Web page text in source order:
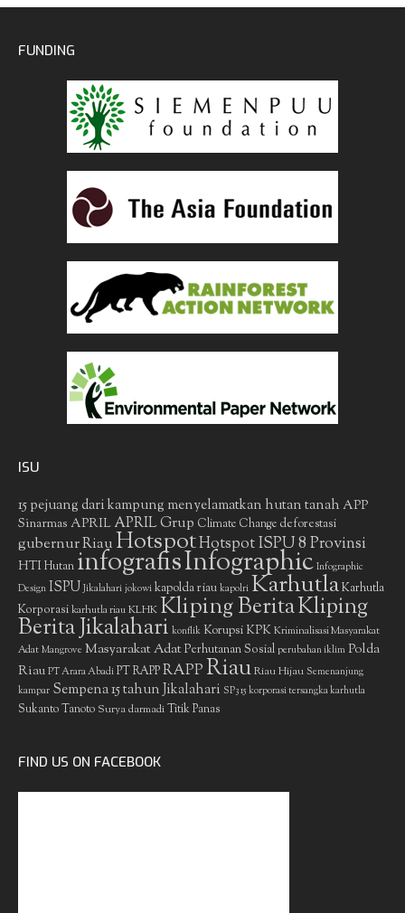
FUNDING
ISU
15 pejuang dari kampung menyelamatkan hutan tanah APP
Sinarmas APRIL APRIL Grup Climate Change deforestasi
gubernur RiauHotspotHotspot ISPU 8 Provinsi
HTIHutan infografisInfographic Infographic
Design ISPU Jikalahari jokowi kapolda riau kapolri KarhutlaKarhutla
Korporasikarhutla riauKLHKKliping BeritaKliping
Berita Jikalahari konflik Korupsi KPKKriminalisasi Masyarakat
Adat Mangrove Masyarakat AdatPerhutanan Sosial perubahan iklim Polda
Riau PT Arara Abadi PT RAPPRAPPRiauRiau Hijau Semenanjung
kampar Sempena 15 tahun Jikalahari SP3 15 korporasi tersangka karhutla
Sukanto Tanoto Surya darmadiTitik Panas
FIND US ON FACEBOOK